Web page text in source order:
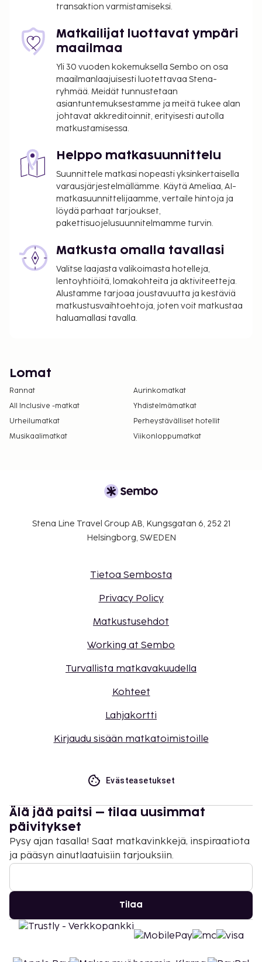
transaktion varmistamiseksi.
Matkailijat luottavat ympäri
maailmaa
Yli 30 vuoden kokemuksella Sembo on osa
maailmanlaajuisesti luotettavaa Stena-
ryhmää. Meidät tunnustetaan
asiantuntemuksestamme ja meitä tukee alan
johtavat akkreditoinnit, erityisesti autolla
matkustamisessa.
Helppo matkasuunnittelu
Suunnittele matkasi nopeasti yksinkertaisella
varausjärjestelmällämme. Käytä Ameliaa, AI-
matkasuunnittelijaamme, vertaile hintoja ja
löydä parhaat tarjoukset,
pakettisuojelusuunnitelmamme turvin.
Matkusta omalla tavallasi
Valitse laajasta valikoimasta hotelleja,
lentoyhtiöitä, lomakohteita ja aktiviteetteja.
Alustamme tarjoaa joustavuutta ja kestäviä
matkustusvaihtoehtoja, joten voit matkustaa
haluamallasi tavalla.
Lomat
Rannat
Aurinkomatkat
All Inclusive -matkat
Yhdistelmämatkat
Urheilumatkat
Perheystävälliset hotellit
Musikaalimatkat
Viikonloppumatkat
Stena Line Travel Group AB, Kungsgatan 6, 252 21
Helsingborg, SWEDEN
Tietoa Sembosta
Privacy Policy
Matkustusehdot
Working at Sembo
Turvallista matkavakuudella
Kohteet
Lahjakortti
Kirjaudu sisään matkatoimistoille
Evästeasetukset
Älä jää paitsi – tilaa uusimmat
päivitykset
Pysy ajan tasalla! Saat matkavinkkejä, inspiraatiota
ja pääsyn ainutlaatuisiin tarjouksiin.
Tilaa